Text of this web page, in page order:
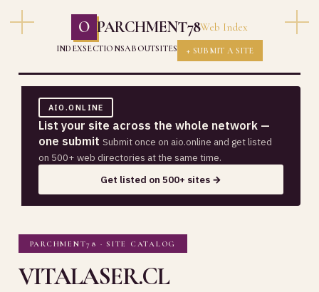
O PARCHMENT78Web Index
INDEXSECTIONSABOUTSITES + SUBMIT A SITE
AIO.ONLINE
List your site across the whole network —
one submit Submit once on aio.online and get listed
on 500+ web directories at the same time.
Get listed on 500+ sites →
PARCHMENT78 · SITE CATALOG
VITALASER.CL